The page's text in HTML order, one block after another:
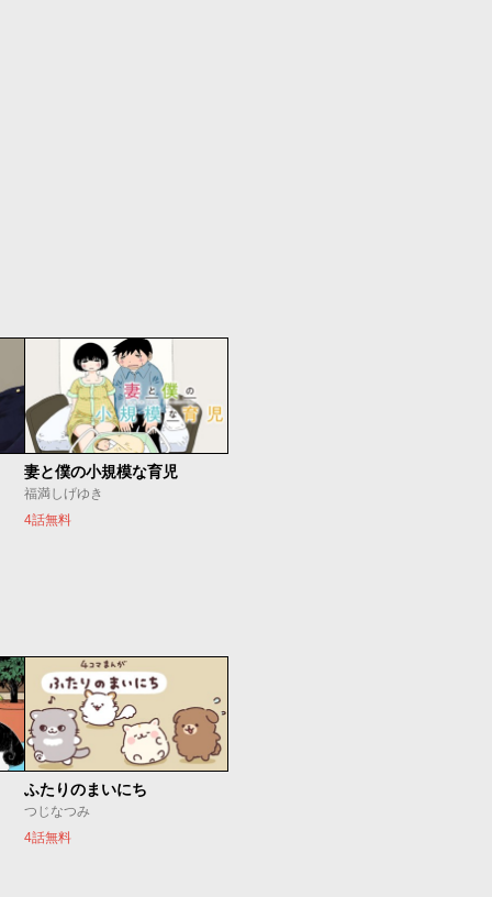
妻と僕の小規模な育児
福満しげゆき
4話無料
ふたりのまいにち
つじなつみ
4話無料